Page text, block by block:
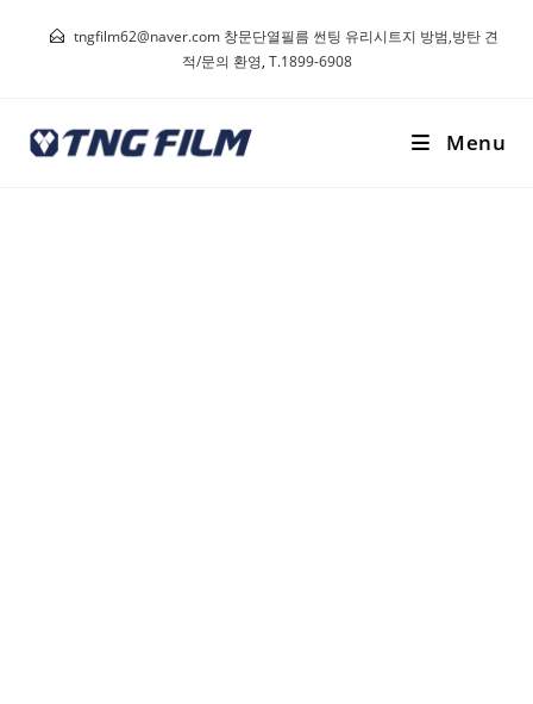
tngfilm62@naver.com 창문단열필름 썬팅 유리시트지 방범,방탄 견
적/문의 환영, T.1899-6908
Menu